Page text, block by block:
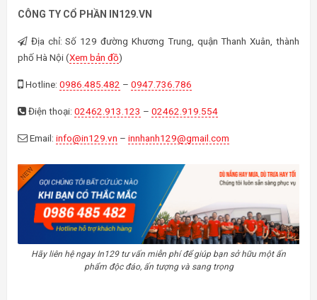
CÔNG TY CỔ PHẦN IN129.VN
Địa chỉ: Số 129 đường Khương Trung, quận Thanh Xuân, thành
phố Hà Nội (Xem bản đồ)
Hotline: 0986.485.482 – 0947.736.786
Điện thoại: 02462.913.123 – 02462.919.554
Email: info@in129.vn – innhanh129@gmail.com
Hãy liên hệ ngay In129 tư vấn miễn phí để giúp bạn sở hữu một ấn
phẩm độc đáo, ấn tượng và sang trọng